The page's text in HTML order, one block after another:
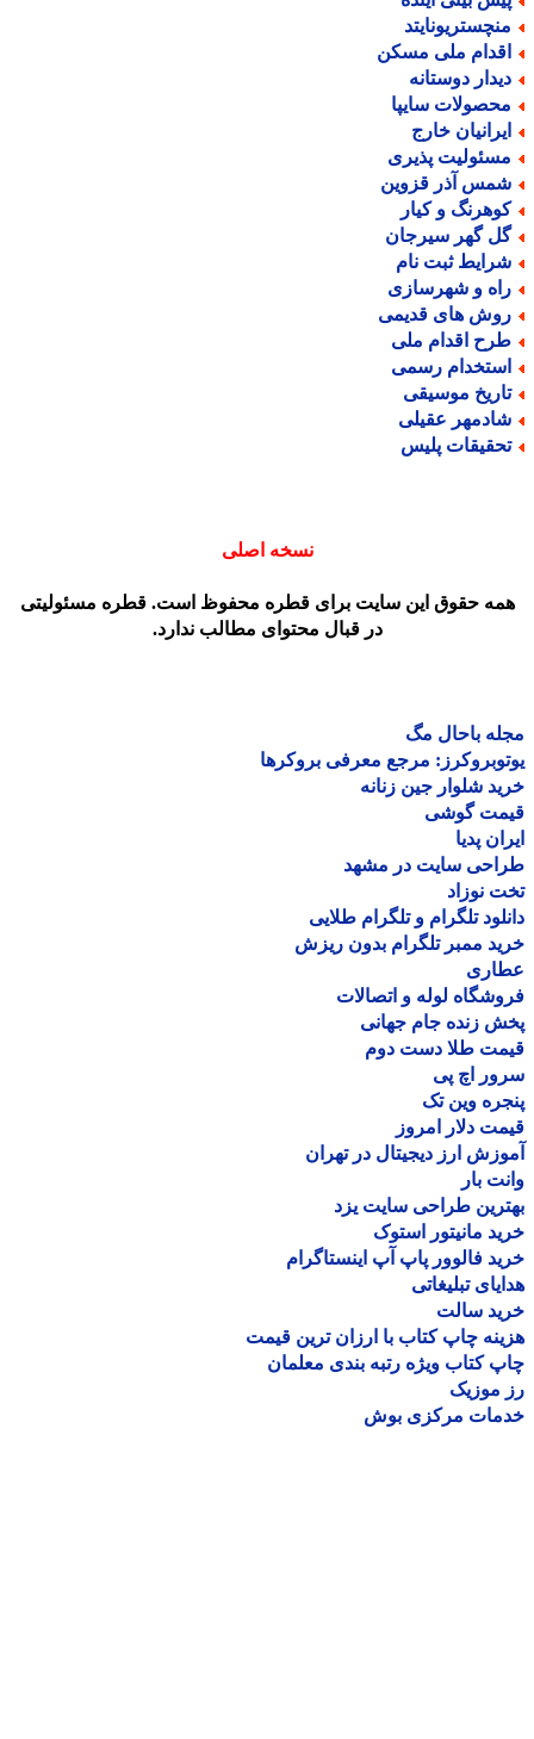
ملی مسکن
دوستانه
سایپا
خارج
پذیری
آذر قزوین
و کیار
گهر سیرجان
ثبت نام
و شهرسازی
های قدیمی
اقدام ملی
رسمی
موسیقی
عقیلی
پلیس
نسخه اصلی
حقوق این سایت برای قطره محفوظ است. قطره مسئولیتی
در قبال محتوای مطالب ندارد.
باحال مگ
مرجع معرفی بروکرها
شلوار جین زنانه
گوشی
پدیا
سایت در مشهد
نوزاد
تلگرام و تلگرام طلایی
ممبر تلگرام بدون ریزش
لوله و اتصالات
زنده جام جهانی
طلا دست دوم
اچ پی
وین تک
دلار امروز
ارز دیجیتال در تهران
بار
طراحی سایت یزد
مانیتور استوک
فالوور پاپ آپ اینستاگرام
تبلیغاتی
سالت
چاپ کتاب با ارزان ترین قیمت
کتاب ویژه رتبه بندی معلمان
موزیک
مرکزی بوش